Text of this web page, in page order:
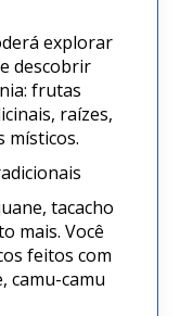
explorar
descobrir
frutas
raízes,
místicos.
tacacho
mais. Você
feitos com
camu-camu